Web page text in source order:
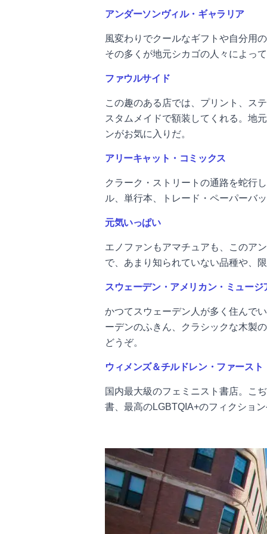
アンダーソンヴィル・ギャラリア
風変わりでクールなギフトや自分用
その多くが地元シカゴの人々によっ
ファウルサイド
この趣のある店では、プリント、ス
スタムメイドで額装してくれる。地
ンがお気に入りだ。
アリーキャット・コミックス
クラーク・ストリートの通路を蛇行
ル、単行本、トレード・ペーパーバ
元気いっぱい
エノファンもアマチュアも、このア
で、あまり知られていない品種や、
スウェーデン・アメリカン・ミュージ
かつてスウェーデン人が多く住んで
ーデンのふきん、クラシックな木製
どうぞ。
ウィメンズ＆チルドレン・ファースト
国内最大級のフェミニスト 書店。
こ
書、最高のLGBTQIA+のフィクショ